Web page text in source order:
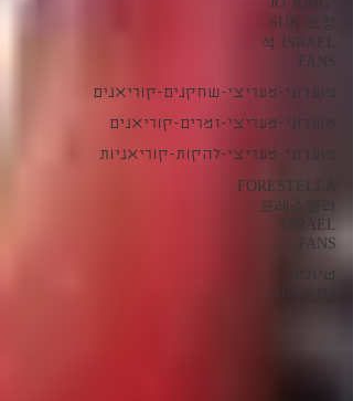
JO JUNG-
SUK 조정
석 ISRAEL
FANS
מועדוני-מעריצי-שחקנים-קוריאנים
מועדוני-מעריצי-זמרים-קוריאנים
מועדוני-מעריצי-להקות-קוריאניות
FORESTELLA
포레스텔라
ISRAEL
FANS
טיולים